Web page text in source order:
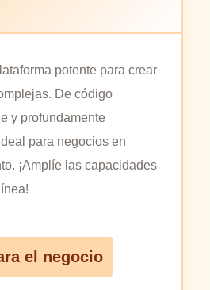
potente para crear
De código
y profundamente
para negocios en
¡Amplíe las capacidades
el negocio